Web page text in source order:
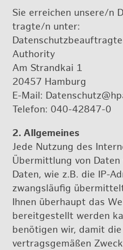
Sie er­rei­chen un­se­re/n
trag­te/n unter:
Aut­ho­ri­ty
Am Strand­kai 1
20457 Ham­burg
E-Mail:
Te­le­fon: 040-42847-0
2. All­ge­mei­nes
Jede Nut­zung des
Über­mitt­lung von Daten
Daten, wie z.B. die IP-
zwangs­läu­fig
Ihnen über­haupt das
be­reit­ge­stellt wer­den
be­nö­ti­gen wir, damit
ver­trags­ge­mä­ßen